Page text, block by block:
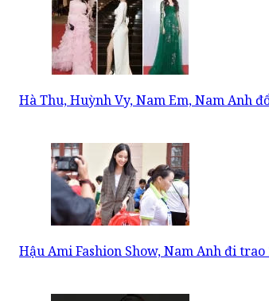
Hà Thu, Huỳnh Vy, Nam Em, Nam Anh
Hậu Ami Fashion Show, Nam Anh đi